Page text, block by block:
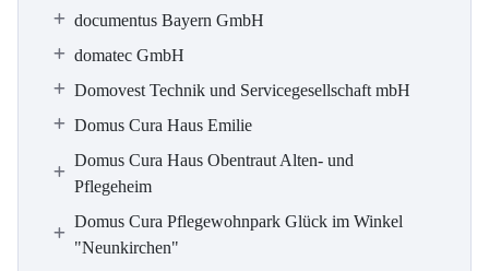
documentus Bayern GmbH
domatec GmbH
Domovest Technik und Servicegesellschaft mbH
Domus Cura Haus Emilie
Domus Cura Haus Obentraut Alten- und
Pflegeheim
Domus Cura Pflegewohnpark Glück im Winkel
"Neunkirchen"